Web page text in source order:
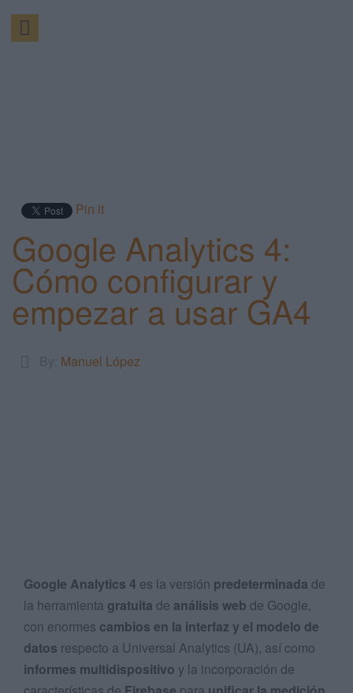
Pin it
Google Analytics 4:
Cómo configurar y
empezar a usar GA4
Manuel López
Google Analytics 4 es la versión predeterminada de
la herramienta gratuita de análisis web de Google,
con enormes cambios en la interfaz y el modelo de
datos respecto a Universal Analytics (UA), así como
informes multidispositivo y la incorporación de